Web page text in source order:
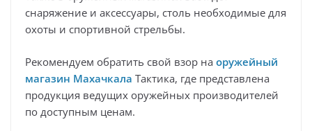
снаряжение и аксессуары, столь необходимые для
охоты и спортивной стрельбы.
Рекомендуем обратить свой взор на оружейный
магазин Махачкала Тактика, где представлена
продукция ведущих оружейных производителей
по доступным ценам.